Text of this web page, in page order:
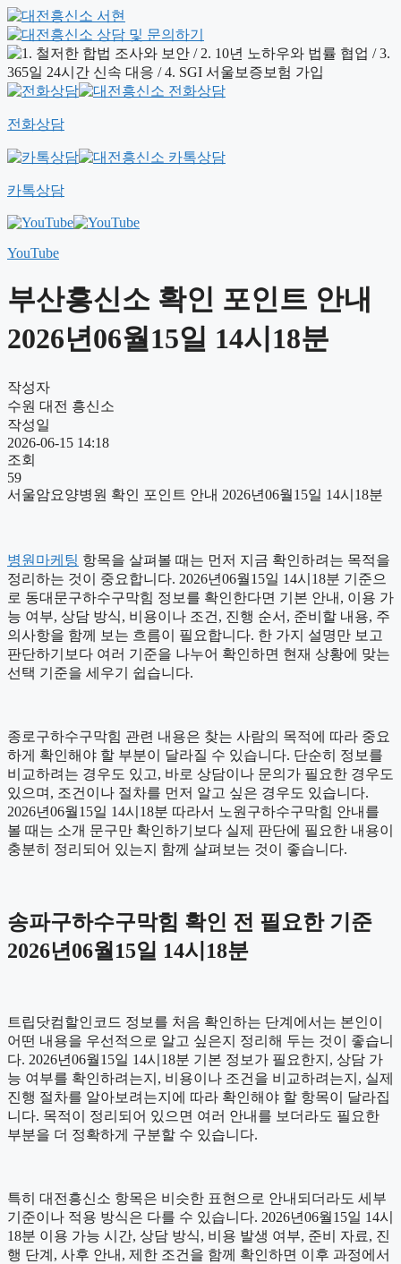
전화상담
카톡상담
YouTube
부산흥신소 확인 포인트 안내
2026년06월15일 14시18분
작성자
수원 대전 흥신소
작성일
2026-06-15 14:18
조회
59
서울암요양병원 확인 포인트 안내 2026년06월15일 14시18분
병원마케팅 항목을 살펴볼 때는 먼저 지금 확인하려는 목적을
정리하는 것이 중요합니다. 2026년06월15일 14시18분 기준으
로 동대문구하수구막힘 정보를 확인한다면 기본 안내, 이용 가
능 여부, 상담 방식, 비용이나 조건, 진행 순서, 준비할 내용, 주
의사항을 함께 보는 흐름이 필요합니다. 한 가지 설명만 보고
판단하기보다 여러 기준을 나누어 확인하면 현재 상황에 맞는
선택 기준을 세우기 쉽습니다.
종로구하수구막힘 관련 내용은 찾는 사람의 목적에 따라 중요
하게 확인해야 할 부분이 달라질 수 있습니다. 단순히 정보를
비교하려는 경우도 있고, 바로 상담이나 문의가 필요한 경우도
있으며, 조건이나 절차를 먼저 알고 싶은 경우도 있습니다.
2026년06월15일 14시18분 따라서 노원구하수구막힘 안내를
볼 때는 소개 문구만 확인하기보다 실제 판단에 필요한 내용이
충분히 정리되어 있는지 함께 살펴보는 것이 좋습니다.
송파구하수구막힘 확인 전 필요한 기준
2026년06월15일 14시18분
트립닷컴할인코드 정보를 처음 확인하는 단계에서는 본인이
어떤 내용을 우선적으로 알고 싶은지 정리해 두는 것이 좋습니
다. 2026년06월15일 14시18분 기본 정보가 필요한지, 상담 가
능 여부를 확인하려는지, 비용이나 조건을 비교하려는지, 실제
진행 절차를 알아보려는지에 따라 확인해야 할 항목이 달라집
니다. 목적이 정리되어 있으면 여러 안내를 보더라도 필요한
부분을 더 정확하게 구분할 수 있습니다.
특히 대전흥신소 항목은 비슷한 표현으로 안내되더라도 세부
기준이나 적용 방식은 다를 수 있습니다. 2026년06월15일 14시
18분 이용 가능 시간, 상담 방식, 비용 발생 여부, 준비 자료, 진
행 단계, 사후 안내, 제한 조건을 함께 확인하면 이후 과정에서